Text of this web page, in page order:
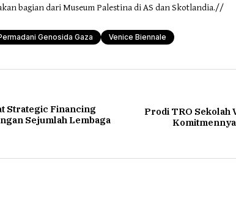
bagian dari Museum Palestina di AS dan Skotlandia.//
Genosida Gaza Venice Biennale
Strategic Financing
Sejumlah Lembaga
Prodi TRO Sekolah